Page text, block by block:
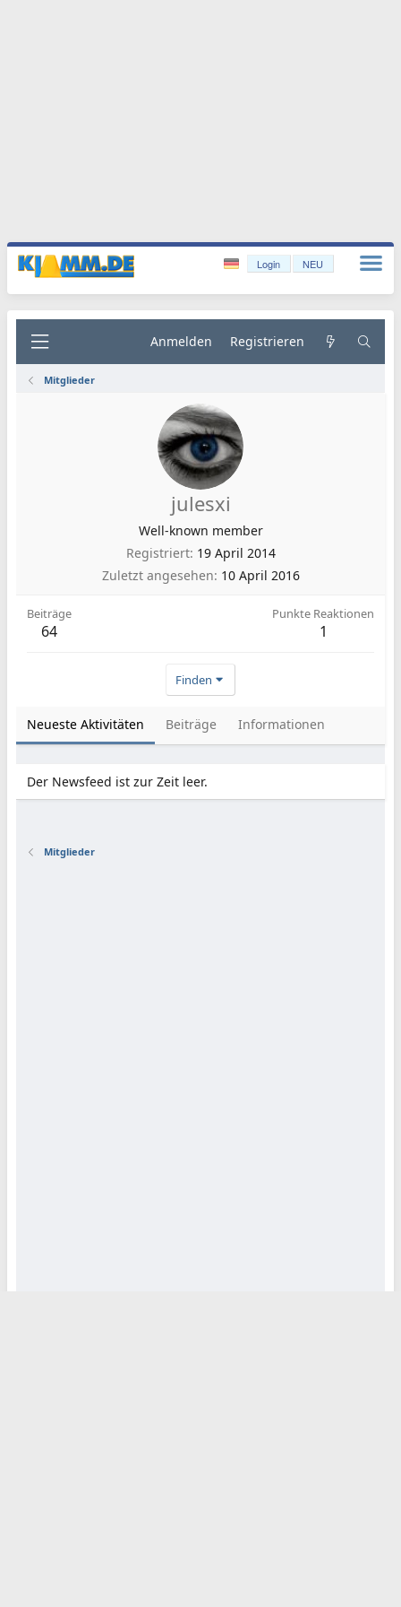
Login NEU
Anmelden Registrieren
Mitglieder
julesxi
Well-known member
Registriert 19 April 2014
Zuletzt angesehen 10 April 2016
Beiträge
64
Punkte Reaktionen
1
Finden
Neueste Aktivitäten Beiträge Informationen
Der Newsfeed ist zur Zeit leer.
Mitglieder